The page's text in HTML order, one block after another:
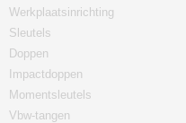
Werkplaatsinrichting
Sleutels
Doppen
Impactdoppen
Momentsleutels
Vbw-tangen